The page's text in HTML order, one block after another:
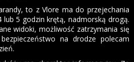
to z Vlore ma do przejechania
5 godzin krętą, nadmorską drogą.
widoki, możliwość zatrzymania się
na drodze polecam